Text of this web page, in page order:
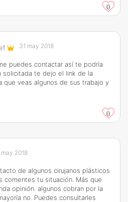
0
31 may 2018
puedes contactar así te podría
solicitada te dejo el link de la
que veas algunos de sus trabajo y
0
2018
de algunos cirujanos plásticos
comentes tu situación. Más que
opinión. algunos cobran por la
no. Puedes consultarles